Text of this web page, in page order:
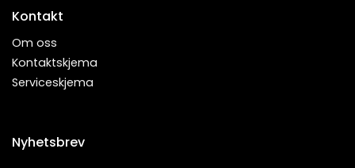
Kontakt
Om oss
Kontaktskjema
Serviceskjema
Nyhetsbrev